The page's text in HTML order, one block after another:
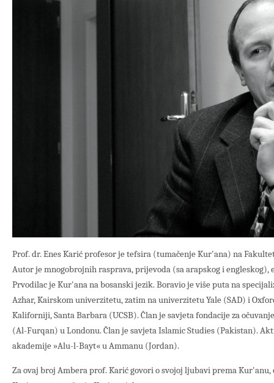
Prof. dr. Enes Karić profesor je tefsira (tumačenje Kur'ana) na
Autor je mnogobrojnih rasprava, prijevoda (sa arapskog i engleskog),
Prvodilac je Kur'ana na bosanski jezik. Boravio je više puta na
Azhar, Kairskom univerzitetu, zatim na univerzitetu Yale (SAD) i
Kaliforniji, Santa Barbara (UCSB). Član je savjeta fondacije za
(Al-Furqan) u Londonu. Član je savjeta Islamic Studies (Pakistan).
akademije »Alu-l-Bayt« u Ammanu (Jordan).
Za ovaj broj Ambera prof. Karić govori o svojoj ljubavi prema